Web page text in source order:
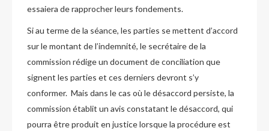
essaiera de rapprocher leurs fondements.
Si au terme de la séance, les parties se mettent d’accord
sur le montant de l’indemnité, le secrétaire de la
commission rédige un document de conciliation que
signent les parties et ces derniers devront s’y
conformer. Mais dans le cas où le désaccord persiste, la
commission établit un avis constatant le désaccord, qui
pourra être produit en justice lorsque la procédure est